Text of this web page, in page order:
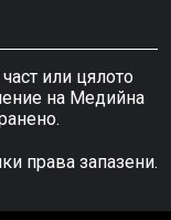
или цялото
на Медийна
права запазени.